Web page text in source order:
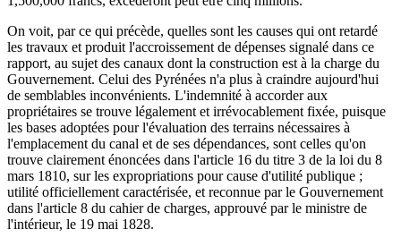
On voit, par ce qui précède, quelles sont les causes qui ont retardé
les travaux et produit l'accroissement de dépenses signalé dans ce
rapport, au sujet des canaux dont la construction est à la charge du
Gouvernement. Celui des Pyrénées n'a plus à craindre aujourd'hui
de semblables inconvénients. L'indemnité à accorder aux
propriétaires se trouve légalement et irrévocablement fixée, puisque
les bases adoptées pour l'évaluation des terrains nécessaires à
l'emplacement du canal et de ses dépendances, sont celles qu'on
trouve clairement énoncées dans l'article 16 du titre 3 de la loi du 8
mars 1810, sur les expropriations pour cause d'utilité publique ;
utilité officiellement caractérisée, et reconnue par le Gouvernement
dans l'article 8 du cahier de charges, approuvé par le ministre de
l'intérieur, le 19 mai 1828.